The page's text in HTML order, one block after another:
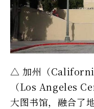
△ 加州（
（Los Angeles
大图书馆，融合了